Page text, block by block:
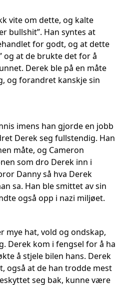
vite om dette, og kalte
bullshit”. Han syntes at
for godt, og at dette
og at de brukte det for å
Derek ble på en måte
og forandret kanskje sin
imens han gjorde en jobb
Derek seg fullstendig. Han
måte, og Cameron
som dro Derek inn i
Danny så hva Derek
sa. Han ble smittet av sin
også opp i nazi miljøet.
mye hat, vold og ondskap,
Derek kom i fengsel for å ha
å stjele bilen hans. Derek
også at de han trodde mest
seg bak, kunne være